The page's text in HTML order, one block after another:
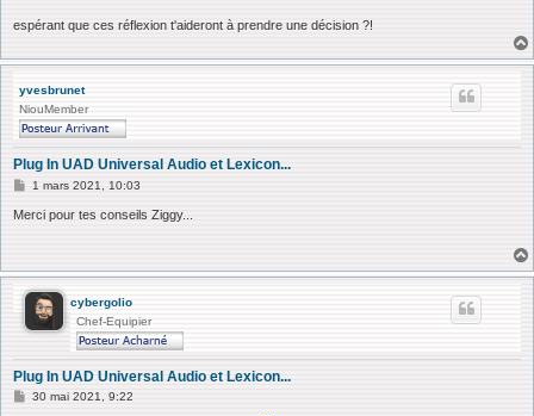
espérant que ces réflexion t'aideront à prendre une décision ?!
yvesbrunet
NiouMember
Plug In UAD Universal Audio et Lexicon...
M
s
e
1 mars 2021, 10:03
Merci pour tes conseils Ziggy...
cybergolio
Chef-Equipier
Plug In UAD Universal Audio et Lexicon...
M30 mai 2021, 9:22